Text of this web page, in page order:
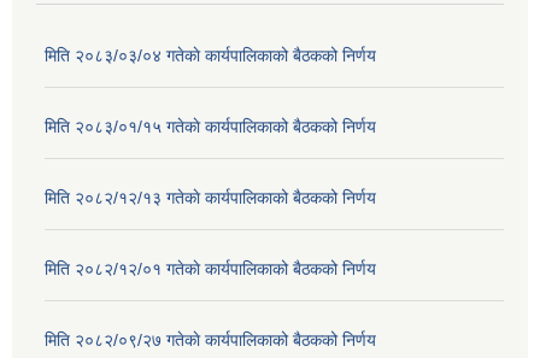
मिति २०८३/०३/०४ गतेकाे कार्यपालिकाको बैठकको निर्णय
मिति २०८३/०१/१५ गतेकाे कार्यपालिकाको बैठकको निर्णय
मिति २०८२/१२/१३ गतेकाे कार्यपालिकाको बैठकको निर्णय
मिति २०८२/१२/०१ गतेकाे कार्यपालिकाको बैठकको निर्णय
मिति २०८२/०९/२७ गतेकाे कार्यपालिकाको बैठकको निर्णय